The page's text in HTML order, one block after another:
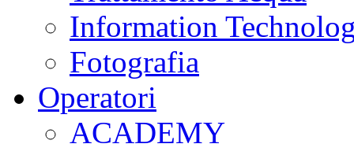
Information
Fotografia
Operatori
ACADEMY